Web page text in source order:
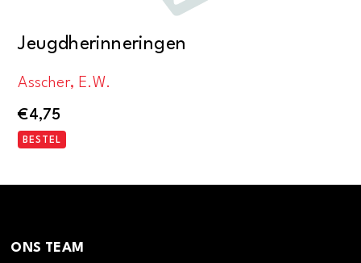
Jeugdherinneringen
Asscher, E.W.
€4,75
BESTEL
ONS TEAM